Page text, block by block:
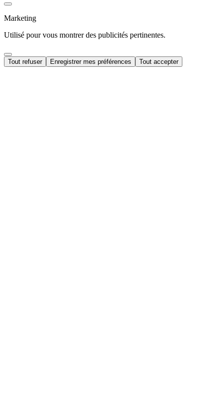
Marketing
Utilisé pour vous montrer des publicités pertinentes.
Tout refuser Enregistrer mes préférences Tout accepter